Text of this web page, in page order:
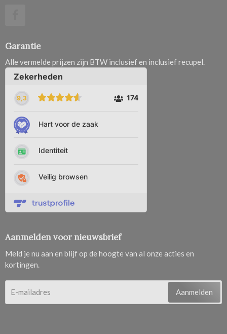
Garantie
Alle vermelde prijzen zijn BTW inclusief en inclusief recupel.
Aanmelden voor nieuwsbrief
Meld je nu aan en blijf op de hoogte van al onze acties en
kortingen.
Aanmelden